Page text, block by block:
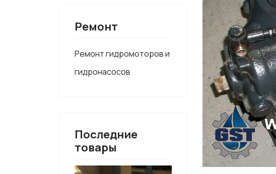
Ремонт
Ремонт гидромоторов и
гидронасосов
Последние
товары